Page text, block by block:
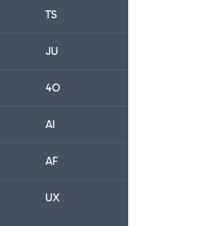
TS
JU
4O
AI
AF
UX